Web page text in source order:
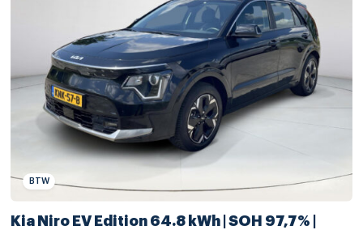
lendesteunen (verstelbaar)
sfeerverlichting
stoel ventilatie voor
stuurbekrachtiging
stuur kunstleder
stuurwiel multifunctioneel
BTW
Kia Niro EV Edition 64.8 kWh | SOH 97,7% |